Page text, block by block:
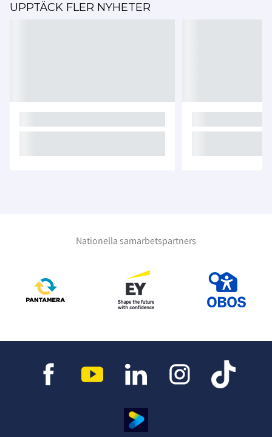
UPPTÄCK FLER NYHETER
Nationella samarbetspartners